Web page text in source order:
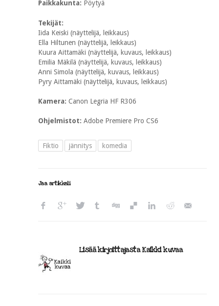
Paikkakunta: Pöytyä
Tekijät:
Iida Keiski (näyttelijä, leikkaus)
Ella Hiltunen (näyttelijä, leikkaus)
Kuura Aittamäki (näyttelijä, kuvaus, leikkaus)
Emilia Mäkilä (näyttelijä, kuvaus, leikkaus)
Anni Simola (näyttelijä, kuvaus, leikkaus)
Pyry Aittamäki (näyttelijä, kuvaus, leikkaus)
Kamera: Canon Legria HF R306
Ohjelmistot: Adobe Premiere Pro CS6
Fiktio jännitys komedia
Jaa artikkeli
Lisää kirjoittajasta Kaikki kuvaa